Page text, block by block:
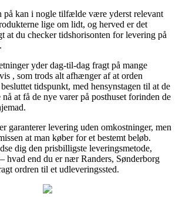
på kan i nogle tilfælde være yderst relevant
lige om lidt, og herved er det
at du checker tidshorisonten for levering på
yder dag-til-dag fragt på mange
, som trods alt afhænger af at orden
tidspunkt, med hensynstagen til at de
at få de nye varer på posthuset forinden de
garanterer levering uden omkostninger, men
at man køber for et bestemt beløb.
dig den prisbilligste leveringsmetode,
hvad end du er nær Randers, Sønderborg
ordren til et udleveringssted.